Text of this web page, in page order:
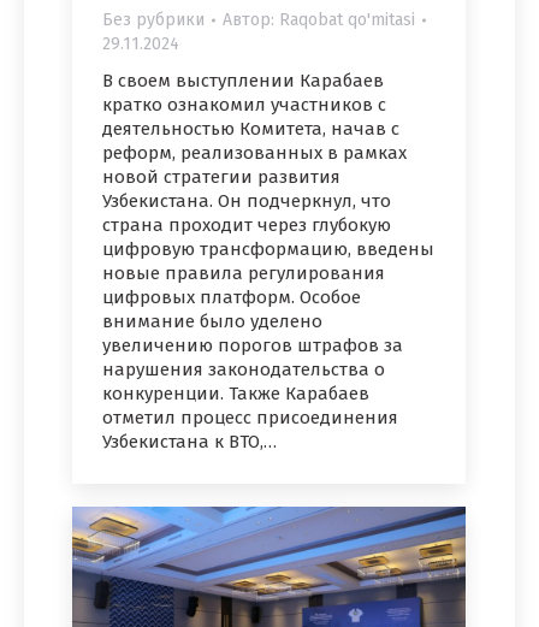
Без рубрики Автор: Raqobat qo'mitasi
29.11.2024
В своем выступлении Карабаев
кратко ознакомил участников с
деятельностью Комитета, начав с
реформ, реализованных в рамках
новой стратегии развития
Узбекистана. Он подчеркнул, что
страна проходит через глубокую
цифровую трансформацию, введены
новые правила регулирования
цифровых платформ. Особое
внимание было уделено
увеличению порогов штрафов за
нарушения законодательства о
конкуренции. Также Карабаев
отметил процесс присоединения
Узбекистана к ВТО,…